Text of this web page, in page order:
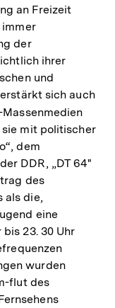
an Freizeit
der
ihrer
und
sich auch
Massenmedien
mit politischer
dem
DDR, „DT 64"
des
als die,
eine
23. 30 Uhr
wurden
flut des